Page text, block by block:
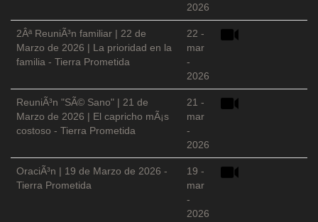
2026
2Âª ReuniÃ³n familiar | 22 de
Marzo de 2026 | La prioridad en la
familia - Tierra Prometida
22 -
mar
-
2026
ReuniÃ³n "SÃ© Sano" | 21 de
Marzo de 2026 | El capricho mÃ¡s
costoso - Tierra Prometida
21 -
mar
-
2026
OraciÃ³n | 19 de Marzo de 2026 -
Tierra Prometida
19 -
mar
-
2026